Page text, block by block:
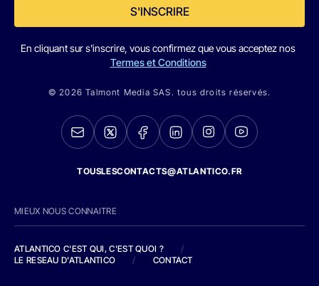
S'INSCRIRE
En cliquant sur s'inscrire, vous confirmez que vous acceptez nos
Termes et Conditions
© 2026 Talmont Media SAS. tous droits réservés.
TOUSLESCONTACTS@ATLANTICO.FR
MIEUX NOUS CONNAITRE
ATLANTICO C'EST QUI, C'EST QUOI ?
/
LE RESEAU D'ATLANTICO
/ CONTACT